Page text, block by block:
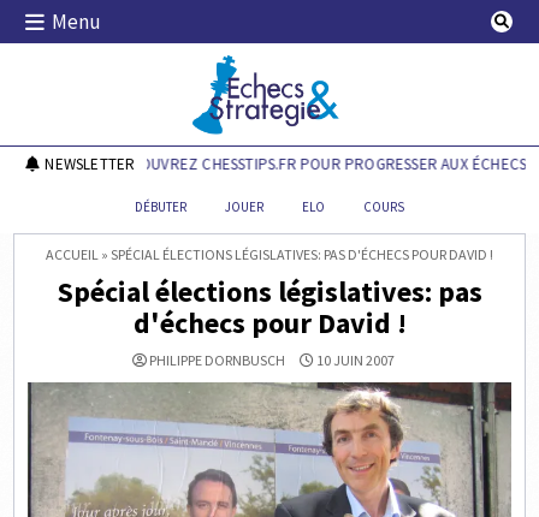
Skip
Menu
Echecs & Stratégie
NEWSLETTERDÉCOUVREZ CHESSTIPS.FR POUR PROGRESSER AUX ÉCHECS !
DÉBUTER JOUER ELO COURS
ACCUEIL » SPÉCIAL ÉLECTIONS LÉGISLATIVES: PAS D'ÉCHECS POUR DAVID !
Spécial élections législatives: pas
d'échecs pour David !
PHILIPPE DORNBUSCH 10 JUIN 2007